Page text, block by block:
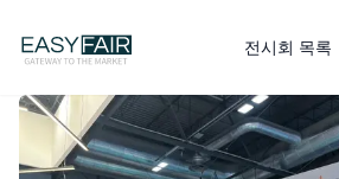
전시회 목록